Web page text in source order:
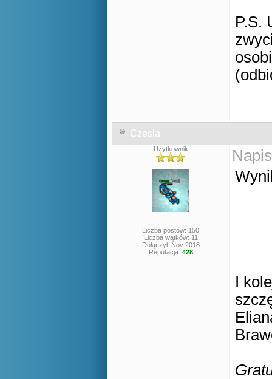
P.S.
Czesia
Użytkownik
Liczba postów: 150
Liczba wątków: 11
Dołączył: Nov 2018
Reputacja: 428
I